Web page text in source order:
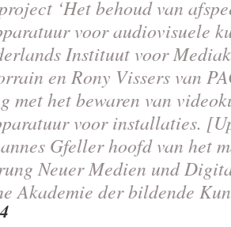
‘Het behoud van
voor audiovisuele
Instituut voor
en Rony Vissers van
met het bewaren van
voor installaties.
Gfeller hoofd van het
Neuer Medien und
Akademie der bildende
4